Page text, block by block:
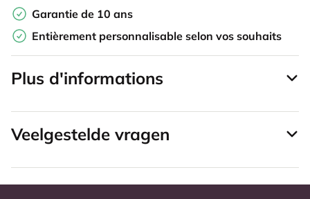
Garantie de 10 ans
Entièrement personnalisable selon vos souhaits
Plus d'informations
Veelgestelde vragen